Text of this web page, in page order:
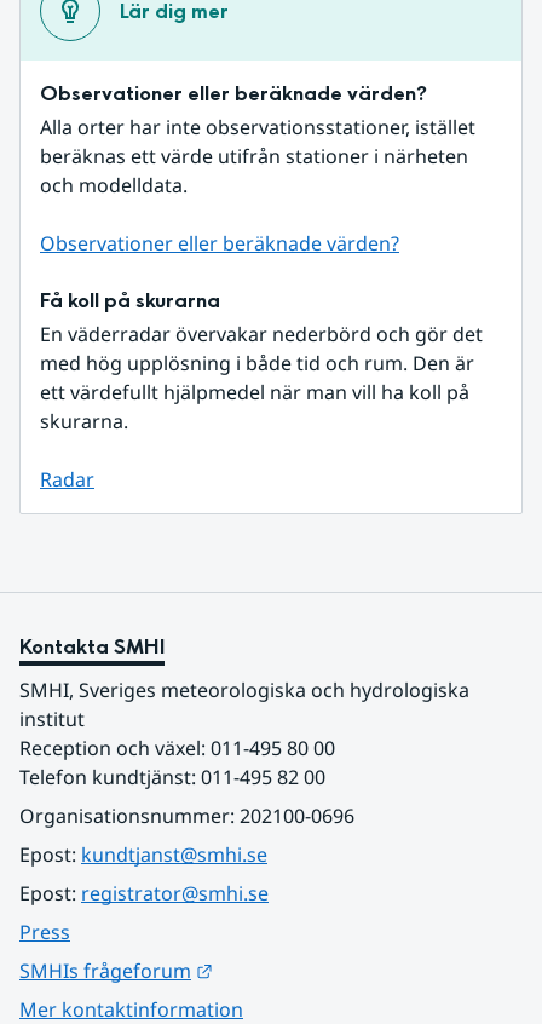
Lär dig mer
Observationer eller beräknade värden?
Alla orter har inte observationsstationer, istället
beräknas ett värde utifrån stationer i närheten
och modelldata.
Observationer eller beräknade värden?
Få koll på skurarna
En väderradar övervakar nederbörd och gör det
med hög upplösning i både tid och rum. Den är
ett värdefullt hjälpmedel när man vill ha koll på
skurarna.
Radar
Kontakta SMHI
SMHI, Sveriges meteorologiska och hydrologiska
institut
Reception och växel: 011-495 80 00
Telefon kundtjänst: 011-495 82 00
Organisationsnummer: 202100-0696
Epost: kundtjanst@smhi.se
Epost: registrator@smhi.se
Press
SMHIs frågeforum
Mer kontaktinformation